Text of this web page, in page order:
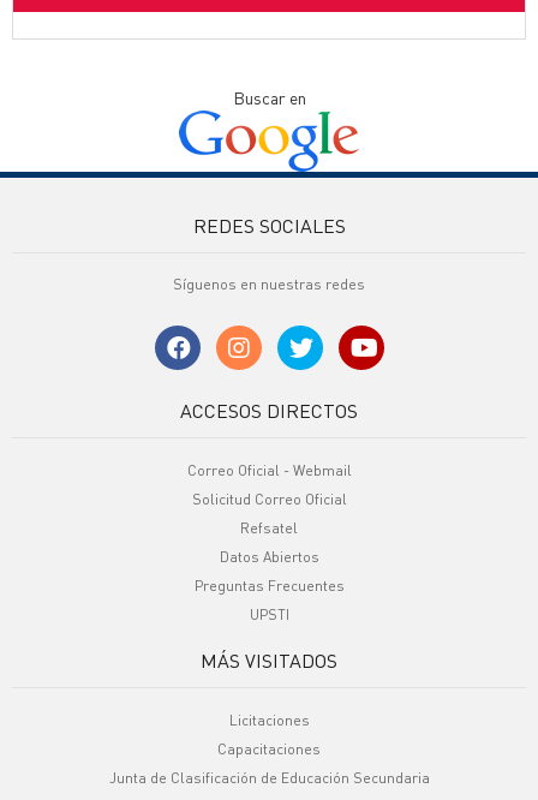
Buscar en
REDES SOCIALES
Síguenos en nuestras redes
ACCESOS DIRECTOS
Correo Oficial - Webmail
Solicitud Correo Oficial
Refsatel
Datos Abiertos
Preguntas Frecuentes
UPSTI
MÁS VISITADOS
Licitaciones
Capacitaciones
Junta de Clasificación de Educación Secundaria